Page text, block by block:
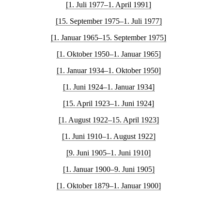
[1. Juli 1977–1. April 1991]
[15. September 1975–1. Juli 1977]
[1. Januar 1965–15. September 1975]
[1. Oktober 1950–1. Januar 1965]
[1. Januar 1934–1. Oktober 1950]
[1. Juni 1924–1. Januar 1934]
[15. April 1923–1. Juni 1924]
[1. August 1922–15. April 1923]
[1. Juni 1910–1. August 1922]
[9. Juni 1905–1. Juni 1910]
[1. Januar 1900–9. Juni 1905]
[1. Oktober 1879–1. Januar 1900]